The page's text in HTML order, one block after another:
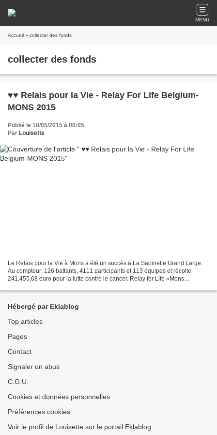
MENU
Accueil » collecter des fonds
collecter des fonds
♥♥ Relais pour la Vie - Relay For Life Belgium-
MONS 2015
Publié le 18/05/2015 à 00:05
Par Louisette
Le Relais pour la Vie à Mons a été un succès à La Sapinette Grand Large.
Au compteur: 126 battants, 4111 participants et 113 équipes et récolte
241.455,68 euro pour la lutte contre le cancer. Relay for Life «Mons
Hébergé par Eklablog
Top articles
Pages
Contact
Signaler un abus
C.G.U.
Cookies et données personnelles
Préférences cookies
Voir le profil de Louisette sur le portail Eklablog